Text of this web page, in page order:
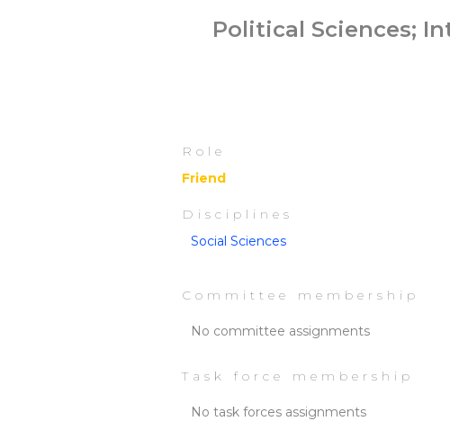
Political Sciences;
Role
Friend
Disciplines
Social Sciences
Committee membership
No committee assignments
Task force membership
No task forces assignments